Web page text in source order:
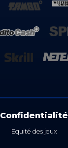
Confidentialité
Equité des jeux